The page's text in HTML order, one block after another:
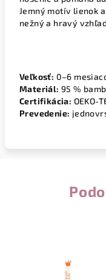
Jemný motív lienok
nežný a hravý
Veľkosť: 0–6
Materiál: 95 %
Certifikácia: OEKO-
Prevedenie: